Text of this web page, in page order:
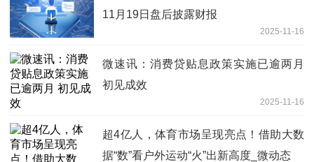
11月19日盘后披露财报
2025-11-16
微速讯：消费贷贴息政策实施已逾两月
初见成效
2025-11-16
超4亿人，体育市场呈现亮点！借助大数
据“数”看户外运动“火”出新高度_微动态